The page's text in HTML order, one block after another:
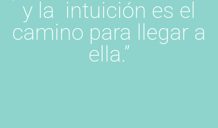
y la intuición es el
camino para llegar a
ella.”